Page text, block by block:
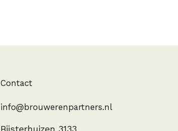
Contact
info@brouwerenpartners.nl
Bijsterhuizen 3133